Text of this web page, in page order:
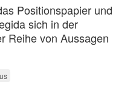
Positionspapier und
sich in der
Reihe von Aussagen